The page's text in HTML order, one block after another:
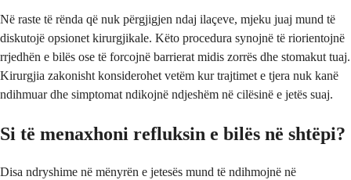
Në raste të rënda që nuk përgjigjen ndaj ilaçeve, mjeku juaj mund të
diskutojë opsionet kirurgjikale. Këto procedura synojnë të riorientojnë
rrjedhën e bilës ose të forcojnë barrierat midis zorrës dhe stomakut tuaj.
Kirurgjia zakonisht konsiderohet vetëm kur trajtimet e tjera nuk kanë
ndihmuar dhe simptomat ndikojnë ndjeshëm në cilësinë e jetës suaj.
Si të menaxhoni refluksin e bilës në shtëpi?
Disa ndryshime në mënyrën e jetesës mund të ndihmojnë në